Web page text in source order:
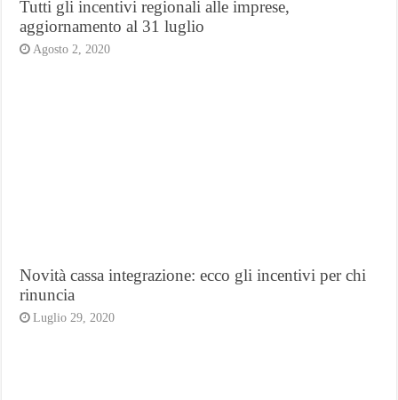
Tutti gli incentivi regionali alle imprese,
aggiornamento al 31 luglio
Agosto 2, 2020
Novità cassa integrazione: ecco gli incentivi per chi
rinuncia
Luglio 29, 2020